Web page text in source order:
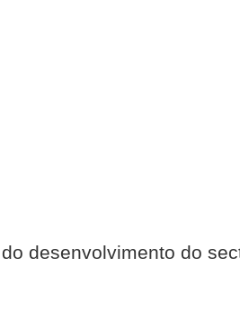
desenvolvimento do